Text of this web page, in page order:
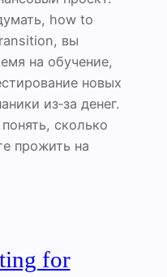
how to
вы
на обучение,
новых
из‑за денег.
сколько
прожить на
for